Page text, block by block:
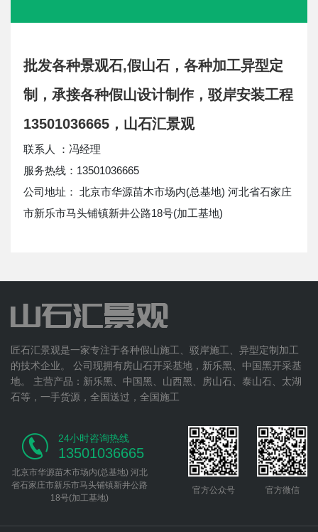
批发各种景观石,假山石，各种加工异型定
制，承接各种假山设计制作，驳岸安装工程
13501036665，山石汇景观
联系人 ：冯经理
服务热线：13501036665
公司地址： 北京市华源苗木市场内(总基地) 河北省石家庄
市新乐市马头铺镇新井公路18号(加工基地)
匠石汇景观是一家专注于各种假山施工、驳岸施工、异型定制加工
的技术企业。 公司现拥有房山石开采基地，新乐黑、中国黑开采基
地。 主营产品：新乐黑、中国黑、山西黑、房山石、泰山石、太湖
石等，一手货源，全国送过，全国施工
24小时咨询热线
13501036665
北京市华源苗木市场内(总基地) 河北
省石家庄市新乐市马头铺镇新井公路
18号(加工基地)
官方公众号 官方微信